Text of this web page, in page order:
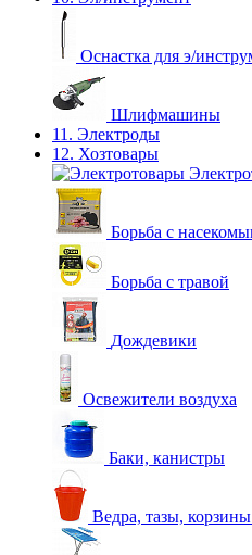
Оснастка для э/
Шлифмашины
11. Электроды
12. Хозтовары
Борьба с
Борьба с травой
Дождевики
Освежители воздуха
Баки, канистры
Ведра, тазы,